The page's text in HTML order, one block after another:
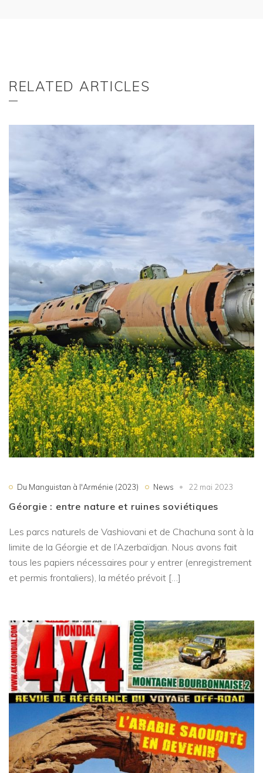
RELATED ARTICLES
Du Manguistan à l'Arménie (2023) News 22 mai 2023
Géorgie : entre nature et ruines soviétiques
Les parcs naturels de Vashiovani et de Chachuna sont à la
limite de la Géorgie et de l’Azerbaïdjan. Nous avons fait
tous les papiers nécessaires pour y entrer (enregistrement
et permis frontaliers), la météo prévoit […]